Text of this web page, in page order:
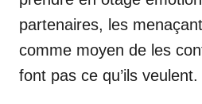
partenaires, les
comme moyen de les
font pas ce qu’ils veulent.